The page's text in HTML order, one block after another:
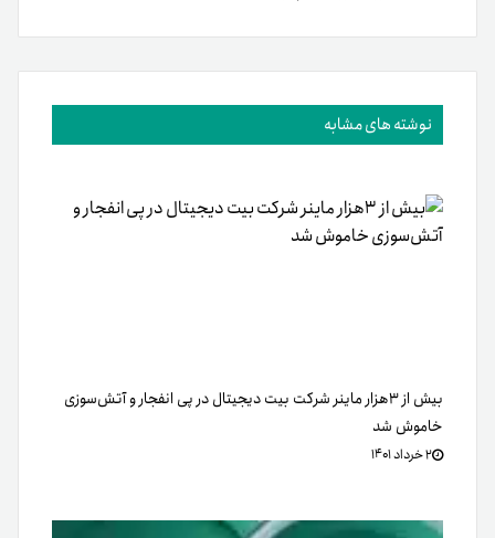
نوشته های مشابه
بیش از ۳هزار ماینر شرکت بیت دیجیتال در پی انفجار و آتش‌سوزی
خاموش شد
۲ خرداد ۱۴۰۱